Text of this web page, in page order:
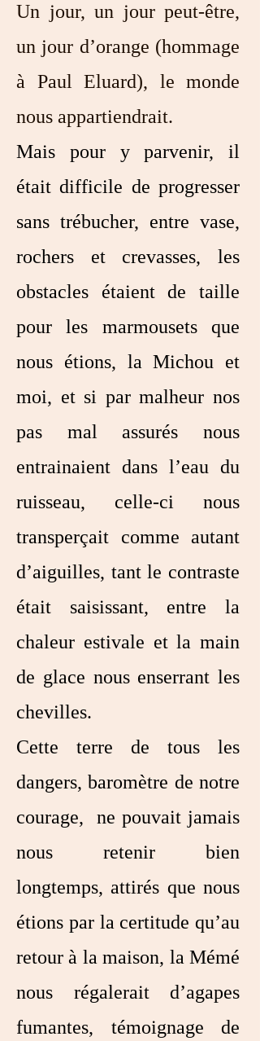
Un jour, un jour peut-être,
un jour d’orange (hommage
à Paul Eluard), le monde
nous appartiendrait.
Mais pour y parvenir, il
était difficile de progresser
sans trébucher, entre vase,
rochers et crevasses, les
obstacles étaient de taille
pour les marmousets que
nous étions, la Michou et
moi, et si par malheur nos
pas mal assurés nous
entrainaient dans l’eau du
ruisseau, celle-ci nous
transperçait comme autant
d’aiguilles, tant le contraste
était saisissant, entre la
chaleur estivale et la main
de glace nous enserrant les
chevilles.
Cette terre de tous les
dangers, baromètre de notre
courage, ne pouvait jamais
nous retenir bien
longtemps, attirés que nous
étions par la certitude qu’au
retour à la maison, la Mémé
nous régalerait d’agapes
fumantes, témoignage de